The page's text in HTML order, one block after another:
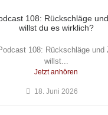
108: Rückschläge
willst du es wirklich?
108: Rückschläge und
willst...
Jetzt anhören
18. Juni 2026